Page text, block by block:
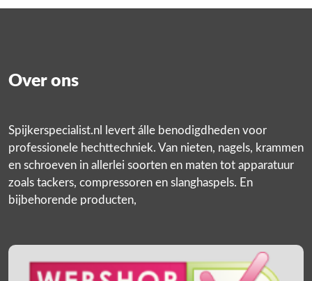
Over ons
Spijkerspecialist.nl levert álle benodigdheden voor
professionele hechttechniek. Van nieten, nagels, krammen
en schroeven in allerlei soorten en maten tot apparatuur
zoals tackers, compressoren en slanghaspels. En
bijbehorende producten,